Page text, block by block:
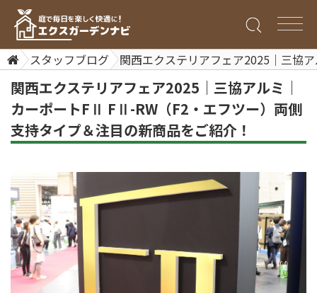
スタッフブログ 関西エクステリアフェア2025｜三協
関西エクステリアフェア2025｜三協アルミ｜
カーポートFⅡ FⅡ-RW（F2・エフツー）両側
支持タイプ＆注目の新商品をご紹介！